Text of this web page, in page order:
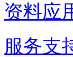
资料应
服务支